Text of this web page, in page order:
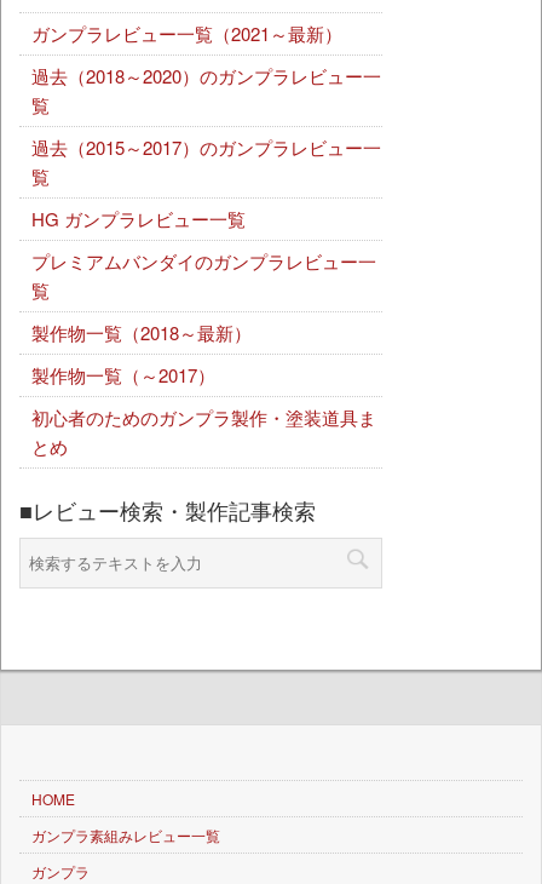
ガンプラレビュー一覧（2021～最新）
過去（2018～2020）のガンプラレビュー一
覧
過去（2015～2017）のガンプラレビュー一
覧
HG ガンプラレビュー一覧
プレミアムバンダイのガンプラレビュー一
覧
製作物一覧（2018～最新）
製作物一覧（～2017）
初心者のためのガンプラ製作・塗装道具ま
とめ
■レビュー検索・製作記事検索
HOME
ガンプラ素組みレビュー一覧
ガンプラ